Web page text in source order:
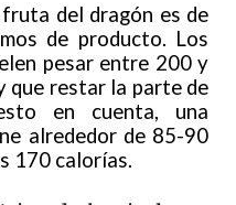
del dragón es de
de producto. Los
pesar entre 200 y
que restar la parte de
en cuenta, una
alrededor de 85-90
170 calorías.